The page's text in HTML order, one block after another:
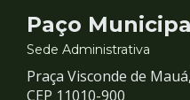
Contato
e
Paço
Sede Administrativa
Praça Visconde de
CEP 11010-900